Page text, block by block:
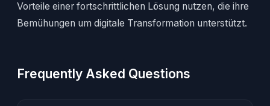
Vorteile einer fortschrittlichen Lösung nutzen, die ihre
Bemühungen um digitale Transformation unterstützt.
Frequently Asked Questions